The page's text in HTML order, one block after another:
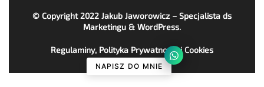
© Copyright 2022 Jakub Jaworowicz – Specjalista ds
Marketingu & WordPress.
Regulaminy, Polityka Prywatności i Cookies
NAPISZ DO MNIE